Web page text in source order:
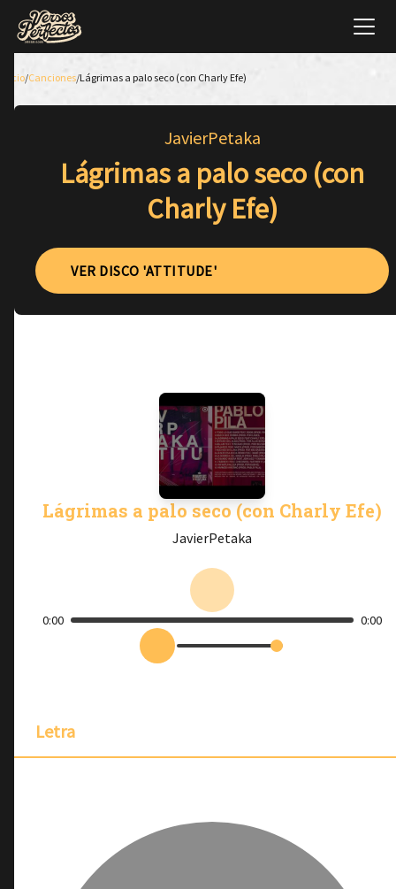
Inicio/Canciones/Lágrimas a palo seco (con Charly Efe)
JavierPetaka
Lágrimas a palo seco (con
Charly Efe)
VER DISCO 'ATTITUDE'
Lágrimas a palo seco (con Charly Efe)
JavierPetaka
0:00 0:00
Letra